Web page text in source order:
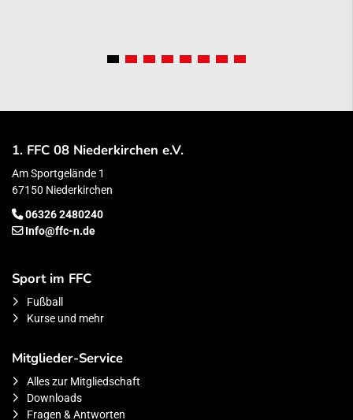
1. FFC 08 Niederkirchen e.V.
Am Sportgelände 1
67150 Niederkirchen
06326 2480240
Info@ffc-n.de
Sport im FFC
Fußball
Kurse und mehr
Mitglieder-Service
Alles zur Mitgliedschaft
Downloads
Fragen & Antworten